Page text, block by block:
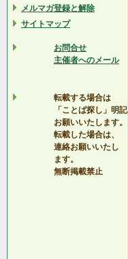
メルマガ登録と解除
サイトマップ
お問合せ
主催者へのメール
転載する場合は
「ことば探し」明記
お願いいたします。
転載した場合は、
連絡お願いいたし
ます。
無断掲載禁止